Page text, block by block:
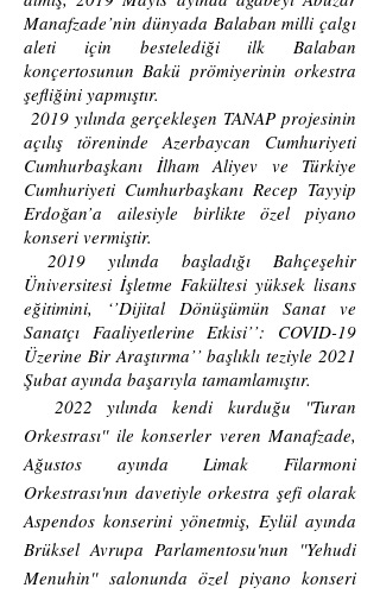
Manafzade’nin dünyada Balaban milli çalgı
aleti için bestelediği ilk Balaban
konçertosunun Bakü prömiyerinin orkestra
şefliğini yapmıştır.
2019 yılında gerçekleşen TANAP projesinin
açılış töreninde Azerbaycan Cumhuriyeti
Cumhurbaşkanı İlham Aliyev ve Türkiye
Cumhuriyeti Cumhurbaşkanı Recep Tayyip
Erdoğan’a ailesiyle birlikte özel piyano
konseri vermiştir.
2019 yılında başladığı Bahçeşehir
Üniversitesi İşletme Fakültesi yüksek lisans
eğitimini, ‘’Dijital Dönüşümün Sanat ve
Sanatçı Faaliyetlerine Etkisi’’: COVID-19
Üzerine Bir Araştırma’’ başlıklı teziyle 2021
Şubat ayında başarıyla tamamlamıştır.
2022 yılında kendi kurduğu ''Turan
Orkestrası'' ile konserler veren Manafzade,
Ağustos ayında Limak Filarmoni
Orkestrası'nın davetiyle orkestra şefi olarak
Aspendos konserini yönetmiş, Eylül ayında
Brüksel Avrupa Parlamentosu'nun ''Yehudi
Menuhin'' salonunda özel piyano konseri